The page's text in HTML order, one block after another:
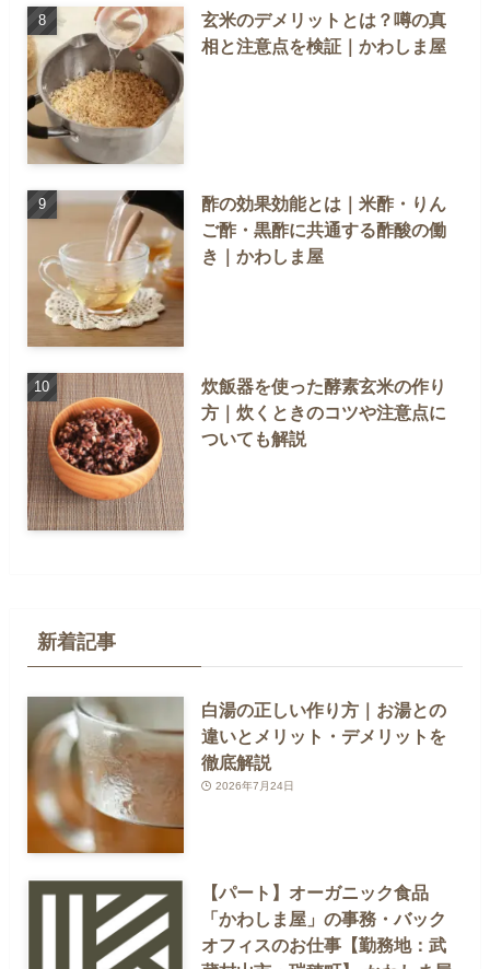
玄米のデメリットとは？噂の真
相と注意点を検証｜かわしま屋
酢の効果効能とは｜米酢・りん
ご酢・黒酢に共通する酢酸の働
き｜かわしま屋
炊飯器を使った酵素玄米の作り
方｜炊くときのコツや注意点に
ついても解説
新着記事
白湯の正しい作り方｜お湯との
違いとメリット・デメリットを
徹底解説
2026年7月24日
【パート】オーガニック食品
「かわしま屋」の事務・バック
オフィスのお仕事【勤務地：武